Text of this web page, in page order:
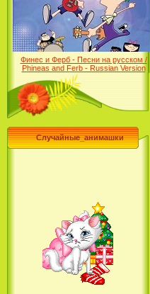
Desert (сериал) (2004)
Лило и Стич: Сериал (2
Финес и Ферб - Песни на русском /
Phineas and Ferb - Russian Version
(2009-2011)
Лучшее песни из мультфильмов
Диснея / Best Of Disney [Star Edition]
(1999)
Случайные_анимашки